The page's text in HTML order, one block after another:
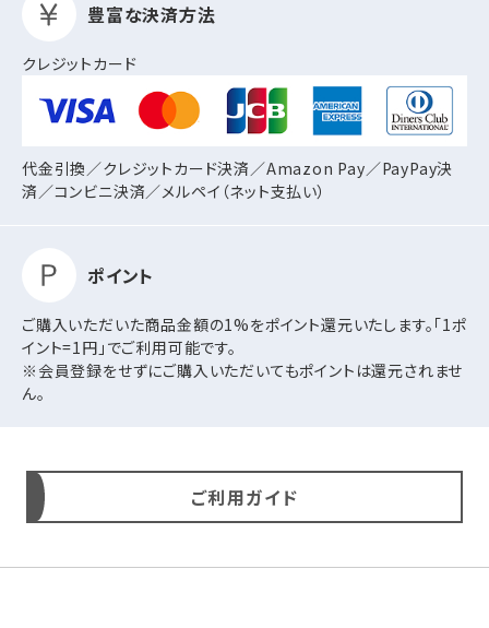
豊富な決済方法
クレジットカード
代金引換／クレジットカード決済／Amazon Pay／PayPay決
済／コンビニ決済／メルペイ（ネット支払い）
ポイント
ご購入いただいた商品金額の1%をポイント還元いたします。「1ポ
イント=1円」でご利用可能です。
※会員登録をせずにご購入いただいてもポイントは還元されませ
ん。
ご利用ガイド